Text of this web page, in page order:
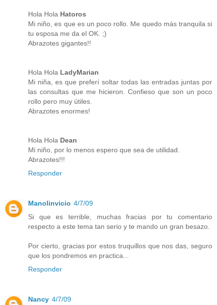
Hola Hola Hatoros
Mi niño, es que es un poco rollo. Me quedo más tranquila si
tu esposa me da el OK. ;)
Abrazotes gigantes!!
Hola Hola LadyMarian
Mi niña, es que preferí soltar todas las entradas juntas por
las consultas que me hicieron. Confieso que son un poco
rollo pero muy útiles.
Abrazotes enormes!
Hola Hola Dean
Mi niño, por lo menos espero que sea de utilidad.
Abrazotes!!!
Responder
Manolinvicio 4/7/09
Si que es terrible, muchas fracias por tu comentario
respecto a este tema tan serio y te mando un gran besazo.
Por cierto, gracias por estos truquillos que nos das, seguro
que los pondremos en practica...
Responder
Nancy 4/7/09